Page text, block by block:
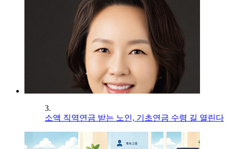
3.
소액 직역연금 받는 노인, 기초연금 수령 길 열린다